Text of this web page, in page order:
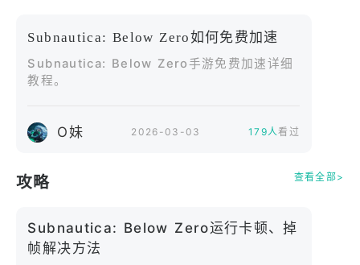
啡，并在热力百合旁取暖，抵御寒冷。
打造你的生存之道——建造广阔的栖息地，搜寻资
悬浮摩托，驰骋于白雪皑皑的苔原之上。驾驶模块化
探索星球——在蓝光闪烁的扭曲桥梁下畅游，沉醉于
发的热液喷口间穿梭，发现远古外星遗迹。
Subnautica: Below Zero如何免费加速
Subnautica: Below Zero手游免费加速详细
教程。
O妹 2026-03-03 179人看过
攻略 查看全部>
Subnautica: Below Zero运行卡顿、掉
帧解决方法